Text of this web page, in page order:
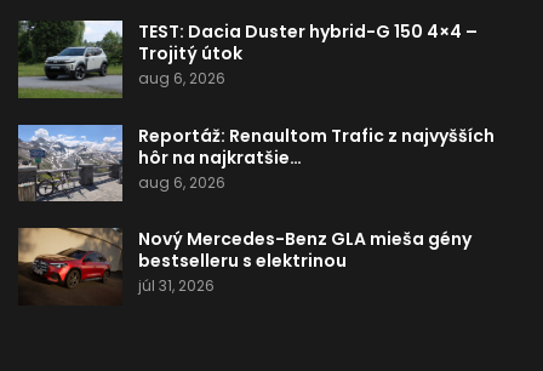
TEST: Dacia Duster hybrid-G 150 4×4 –
Trojitý útok
aug 6, 2026
Reportáž: Renaultom Trafic z najvyšších
hôr na najkratšie…
aug 6, 2026
Nový Mercedes-Benz GLA mieša gény
bestselleru s elektrinou
júl 31, 2026